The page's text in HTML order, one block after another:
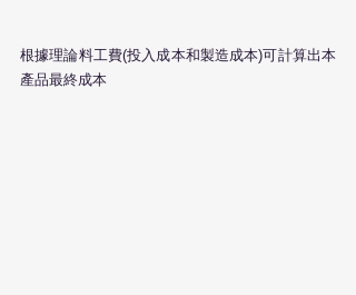
根據理論料工費(投入成本和製造成本)可計算出本
產品最終成本